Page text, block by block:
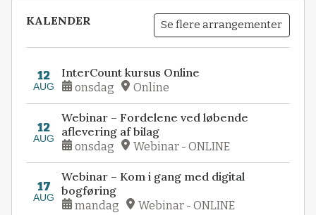
KALENDER Se flere arrangementer
12
AUG
InterCount kursus Online
onsdag Online
12
AUG
Webinar – Fordelene ved løbende
aflevering af bilag
onsdag Webinar - ONLINE
17
AUG
Webinar – Kom i gang med digital
bogføring
mandag Webinar - ONLINE